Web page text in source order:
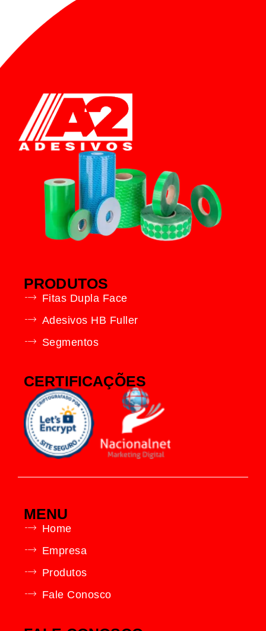
PRODUTOS
Fitas Dupla Face
Adesivos HB Fuller
Segmentos
CERTIFICAÇÕES
MENU
Home
Empresa
Produtos
Fale Conosco